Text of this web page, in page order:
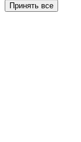
Принять все